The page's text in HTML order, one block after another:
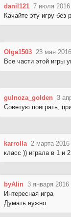
danil121 7 июля 2016
Качайте эту игру без
Olga1503 23 мая
Все части этой игры
gulnoza_golden 3
Советую поиграть,
karrolla 2 марта
класс )) играла в 1 и
byAlin 3 января 2016
Интересная игра
Думать нужно